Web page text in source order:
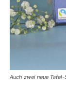
Auch zwei neue